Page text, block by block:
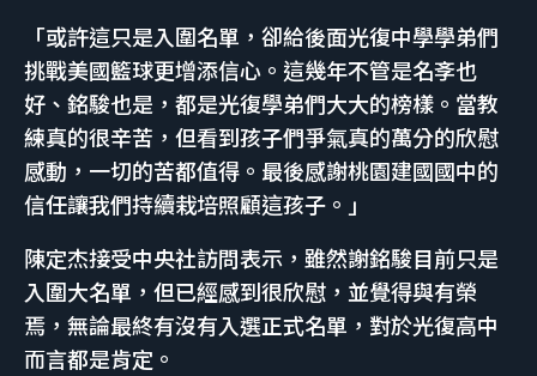
「或許這只是入圍名單，卻給後面光復中學學弟們
挑戰美國籃球更增添信心。這幾年不管是名斈也
好、銘駿也是，都是光復學弟們大大的榜樣。當教
練真的很辛苦，但看到孩子們爭氣真的萬分的欣慰
感動，一切的苦都值得。最後感謝桃園建國國中的
信任讓我們持續栽培照顧這孩子。」
陳定杰接受中央社訪問表示，雖然謝銘駿目前只是
入圍大名單，但已經感到很欣慰，並覺得與有榮
焉，無論最終有沒有入選正式名單，對於光復高中
而言都是肯定。